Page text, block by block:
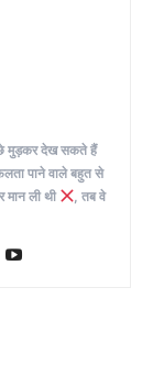
मुड़कर देख सकते हैं
पाने वाले बहुत से
मान ली थी
, तब वे